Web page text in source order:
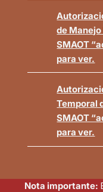
de
SMAOT
para ver.
Temporal
SMAOT
para ver.
Nota importante: